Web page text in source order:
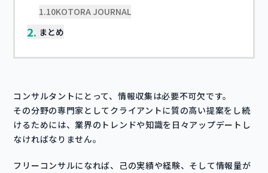
1.10KOTORA JOURNAL
2. まとめ
コンサルタントにとって、情報収集は必要不可欠です。
その分野の専門家としてクライアントに質の高い提案をし続
けるためには、業界のトレンドや知識を日々アップデートし
なければなりません。
フリーコンサルになれば、己の実績や経験、そして情報量が